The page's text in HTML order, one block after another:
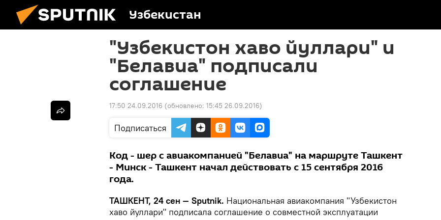
Узбекистан
"Узбекистон хаво йуллари" и
"Белавиа" подписали
соглашение
17:50 24.09.2016 (обновлено: 15:45 26.09.2016)
Подписаться
Код - шер с авиакомпанией "Белавиа" на маршруте Ташкент
- Минск - Ташкент начал действовать с 15 сентября 2016
года.
ТАШКЕНТ, 24 сен — Sputnik. Национальная авиакомпания "Узбекистон
хаво йуллари" подписала соглашение о совместной эксплуатации